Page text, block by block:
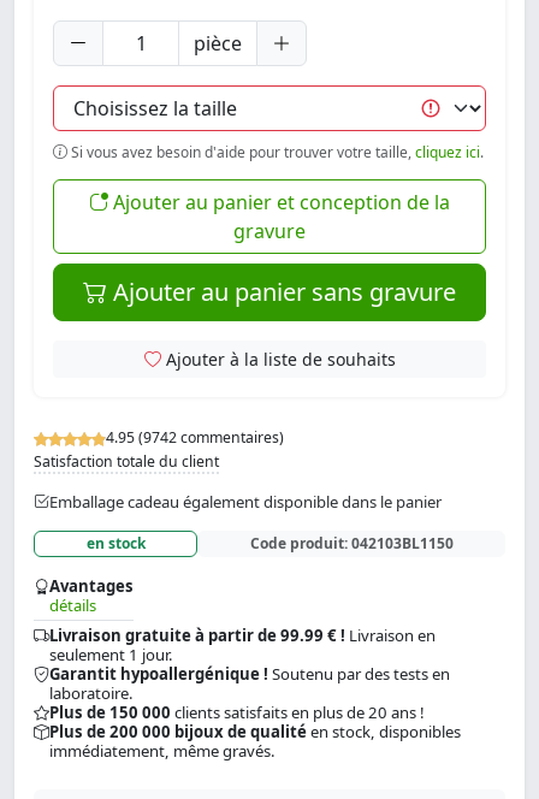
4.95 (9742 commentaires)
Satisfaction totale du client
Emballage cadeau également disponible dans le panier
en stock Code produit:042103BL1150
Avantages
détails
Livraison gratuite à partir de 99.99 € ! Livraison en
seulement 1 jour.
Garantit hypoallergénique ! Soutenu par des tests en
laboratoire.
Plus de 150 000 clients satisfaits en plus de 20 ans !
Plus de 200 000 bijoux de qualitéen stock, disponibles
immédiatement, même gravés.
pièce
Si vous avez besoin d'aide pour trouver votre taille,cliquez ici.
Ajouter au panier et conception de la
gravure
Ajouter au panier sans gravure
Ajouter à la liste de souhaits